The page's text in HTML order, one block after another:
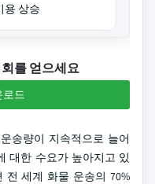
용 상승
를 얻으세요
로드
송량이 지속적으로 늘어
대한 수요가 높아지고 있
전 세계 화물 운송의 70%